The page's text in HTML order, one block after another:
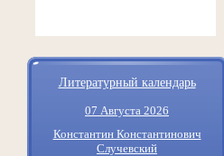
Литературный календарь
07 Августа 2026
Константин Константинович
Случевский